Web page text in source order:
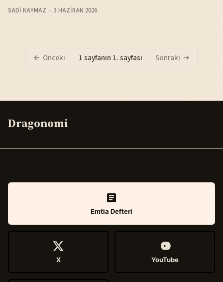
SADI KAYMAZ 3 HAZIRAN 2026
Önceki 1 sayfanın 1. sayfası Sonraki
Dragonomi
Emtia Defteri
X YouTube